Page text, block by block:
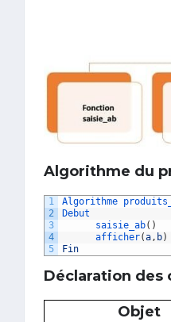
Algorithme du
1
2
3
4
5
Algorithme
Debut
saisie_ab( )
afficher(a, b)
Fin
Déclaration des
Objet